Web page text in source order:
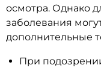
осмотра. Однако
заболевания
дополнительные
При